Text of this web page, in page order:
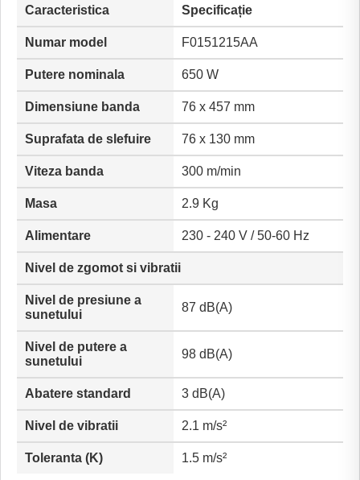
Caracteristica Specificație
Numar model F0151215AA
Putere nominala 650 W
Dimensiune banda 76 x 457 mm
Suprafata de slefuire 76 x 130 mm
Viteza banda 300 m/min
Masa 2.9 Kg
Alimentare 230 - 240 V / 50-60 Hz
Nivel de zgomot si vibratii
Nivel de presiune a
sunetului
87 dB(A)
Nivel de putere a
sunetului
98 dB(A)
Abatere standard 3 dB(A)
Nivel de vibratii 2.1 m/s²
Toleranta (K) 1.5 m/s²